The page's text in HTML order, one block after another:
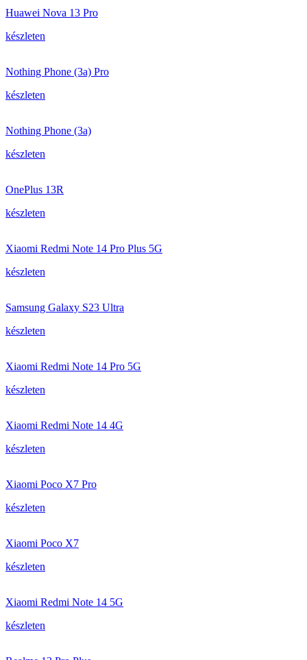
Huawei Nova 13 Pro
készleten
Nothing Phone (3a) Pro
készleten
Nothing Phone (3a)
készleten
OnePlus 13R
készleten
Xiaomi Redmi Note 14 Pro Plus 5G
készleten
Samsung Galaxy S23 Ultra
készleten
Xiaomi Redmi Note 14 Pro 5G
készleten
Xiaomi Redmi Note 14 4G
készleten
Xiaomi Poco X7 Pro
készleten
Xiaomi Poco X7
készleten
Xiaomi Redmi Note 14 5G
készleten